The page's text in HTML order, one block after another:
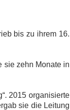
bis zu ihrem 16.
sie zehn Monate in
2015 organisierte
sie die Leitung